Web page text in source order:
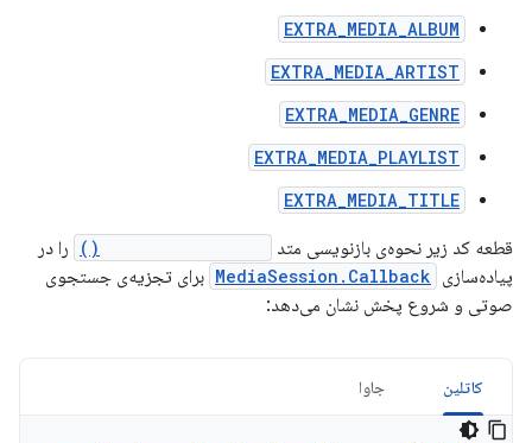
EXTRA_MEDIA_ALBUM
EXTRA_MEDIA_ARTIST
EXTRA_MEDIA_GENRE
EXTRA_MEDIA_PLAYLIST
EXTRA_MEDIA_TITLE
قطعه کد زیر نحوه‌ی بازنویسی متد
را در
پیاده‌سازی MediaSession.Callback برای تجزیه‌ی جستجوی
صوتی و شروع پخش نشان می‌دهد:
کاتلین جاوا